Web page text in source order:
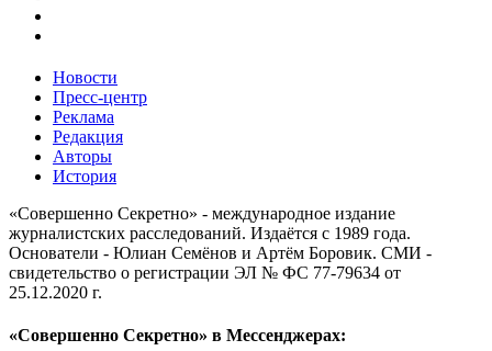
Новости
Пресс-центр
Реклама
Редакция
Авторы
История
«Совершенно Секретно» - международное издание
журналистских расследований. Издаётся с 1989 года.
Основатели - Юлиан Семёнов и Артём Боровик. CМИ -
свидетельство о регистрации ЭЛ № ФС 77-79634 от
25.12.2020 г.
«Совершенно Секретно» в Мессенджерах: